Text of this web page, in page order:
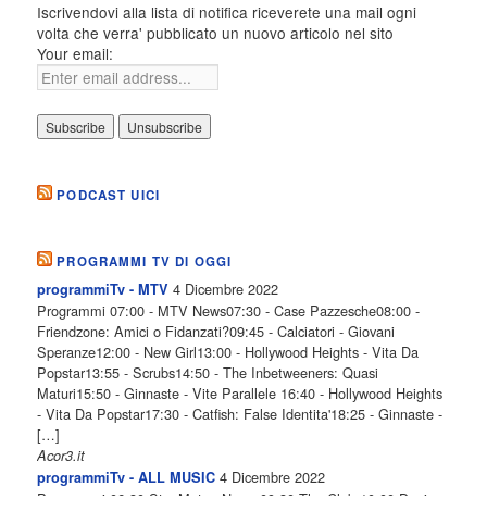
Iscrivendovi alla lista di notifica riceverete una mail ogni
volta che verra' pubblicato un nuovo articolo nel sito
Your email:
PODCAST UICI
PROGRAMMI TV DI OGGI
programmiTv - MTV 4 Dicembre 2022
Programmi 07:00 - MTV News07:30 - Case Pazzesche08:00 -
Friendzone: Amici o Fidanzati?09:45 - Calciatori - Giovani
Speranze12:00 - New Girl13:00 - Hollywood Heights - Vita Da
Popstar13:55 - Scrubs14:50 - The Inbetweeners: Quasi
Maturi15:50 - Ginnaste - Vite Parallele 16:40 - Hollywood Heights
- Vita Da Popstar17:30 - Catfish: False Identita'18:25 - Ginnaste -
[…]
Acor3.it
programmiTv - ALL MUSIC 4 Dicembre 2022
Programmi 06.30 Star.Meteo.News 09.30 The Club 10.00 Deejay